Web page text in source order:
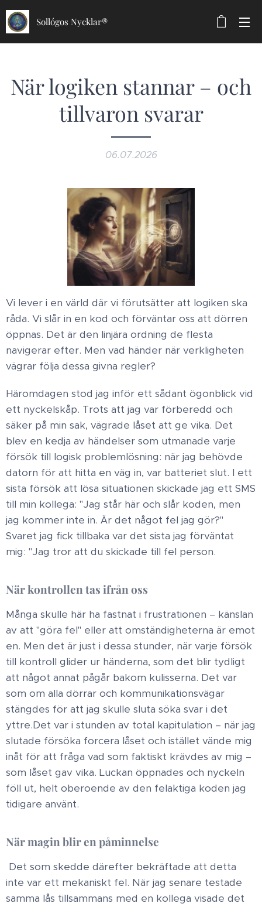
Sollógos Nycklar®
När logiken stannar – och
tillvaron svarar
06.07.2026
Vi lever i en värld där vi förutsätter att logiken ska
råda. Vi slår in en kod och förväntar oss att dörren
öppnas. Det är den linjära ordning de flesta
navigerar efter. Men vad händer när verkligheten
vägrar följa dessa givna regler? ​
Häromdagen stod jag inför ett sådant ögonblick vid
ett nyckelskåp. Trots att jag var förberedd och
säker på min sak, vägrade låset att ge vika. Det
blev en kedja av händelser som utmanade varje
försök till logisk problemlösning: när jag behövde
datorn för att hitta en väg in, var batteriet slut. I ett
sista försök att lösa situationen skickade jag ett SMS
till min kollega: "Jag står här och slår koden, men
jag kommer inte in. Är det något fel jag gör?" ​
Svaret jag fick tillbaka var det sista jag förväntat
mig: "Jag tror att du skickade till fel person.
När kontrollen tas ifrån oss ​
Många skulle här ha fastnat i frustrationen – känslan
av att "göra fel" eller att omständigheterna är emot
en. Men det är just i dessa stunder, när varje försök
till kontroll glider ur händerna, som det blir tydligt
att något annat pågår bakom kulisserna. Det var
som om alla dörrar och kommunikationsvägar
stängdes för att jag skulle sluta söka svar i det
yttre. ​Det var i stunden av total kapitulation – när jag
slutade försöka forcera låset och istället vände mig
inåt för att fråga vad som faktiskt krävdes av mig –
som låset gav vika. Luckan öppnades och nyckeln
föll ut, helt oberoende av den felaktiga koden jag
tidigare använt. ​
När magin blir en påminnelse
​Det som skedde därefter bekräftade att detta
inte var ett mekaniskt fel. När jag senare testade
samma lås tillsammans med en kollega visade det